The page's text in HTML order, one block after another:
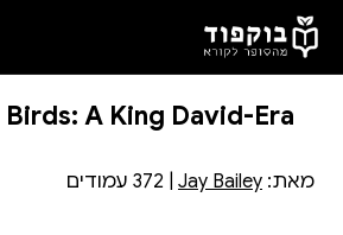
דלג לתוכן הראשי
A King David-Era
מאת: Jay Bailey